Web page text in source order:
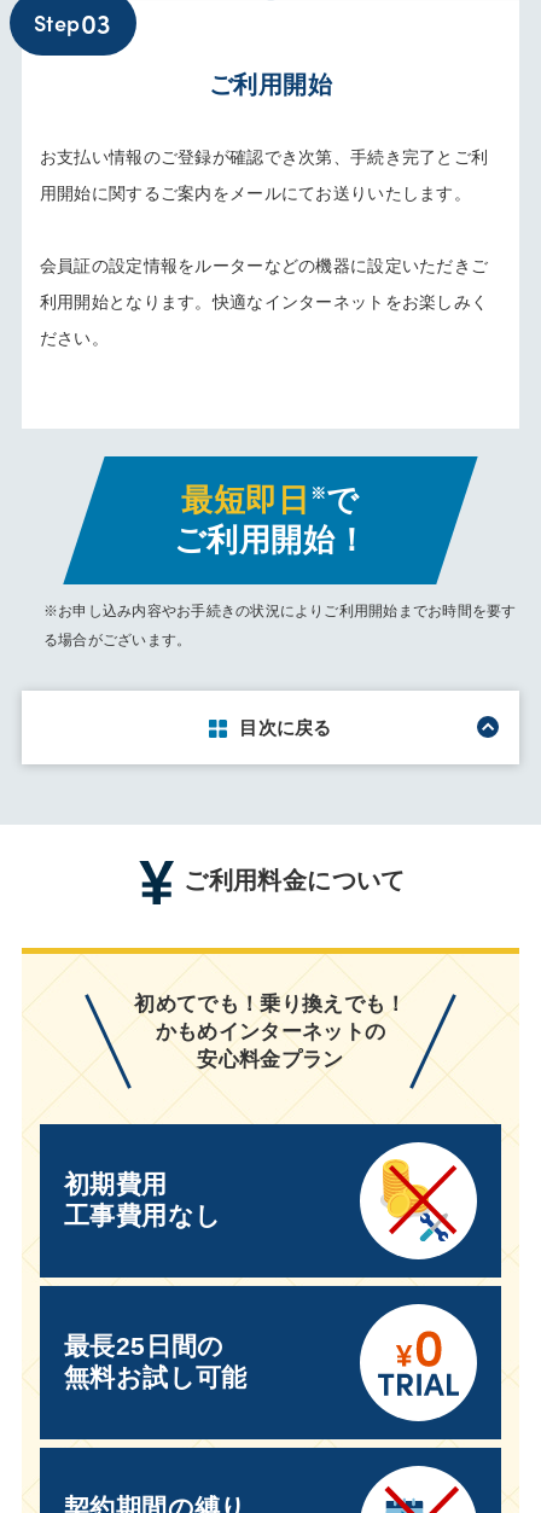
Step03
ご利用開始
お支払い情報のご登録が確認でき次第、手続き完了とご利
用開始に関するご案内をメールにてお送りいたします。
会員証の設定情報をルーターなどの機器に設定いただきご
利用開始となります。快適なインターネットをお楽しみく
ださい。
最短即日 ※で
ご利用開始！
※お申し込み内容やお手続きの状況によりご利用開始までお時間を要す
る場合がございます。
目次に戻る
ご利用料金について
初めてでも！乗り換えでも！
かもめインターネットの
安心料金プラン
初期費用
工事費用なし
最長25日間の
無料お試し可能